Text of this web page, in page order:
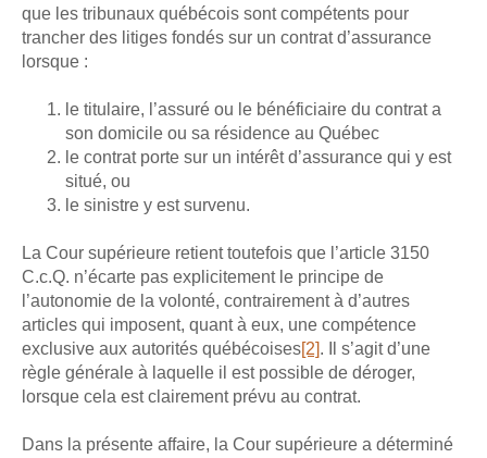
que les tribunaux québécois sont compétents pour
trancher des litiges fondés sur un contrat d’assurance
lorsque :
le titulaire, l’assuré ou le bénéficiaire du contrat a
son domicile ou sa résidence au Québec
le contrat porte sur un intérêt d’assurance qui y est
situé, ou
le sinistre y est survenu.
La Cour supérieure retient toutefois que l’article 3150
C.c.Q. n’écarte pas explicitement le principe de
l’autonomie de la volonté, contrairement à d’autres
articles qui imposent, quant à eux, une compétence
exclusive aux autorités québécoises[2]. Il s’agit d’une
règle générale à laquelle il est possible de déroger,
lorsque cela est clairement prévu au contrat.
Dans la présente affaire, la Cour supérieure a déterminé